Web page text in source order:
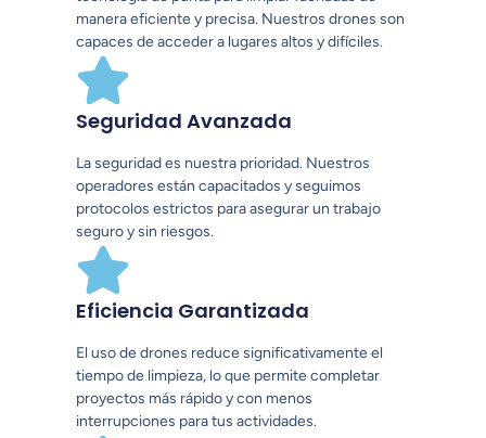
manera eficiente y precisa. Nuestros drones son
capaces de acceder a lugares altos y difíciles.
Seguridad Avanzada
La seguridad es nuestra prioridad. Nuestros
operadores están capacitados y seguimos
protocolos estrictos para asegurar un trabajo
seguro y sin riesgos.
Eficiencia Garantizada
El uso de drones reduce significativamente el
tiempo de limpieza, lo que permite completar
proyectos más rápido y con menos
interrupciones para tus actividades.